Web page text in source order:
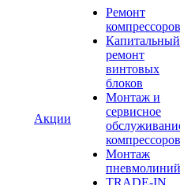
Акции
Ремонт
компрессоров
Капитальный
ремонт
винтовых
блоков
Монтаж и
сервисное
компрессоров
Монтаж
пневмолиний
TRADE-IN